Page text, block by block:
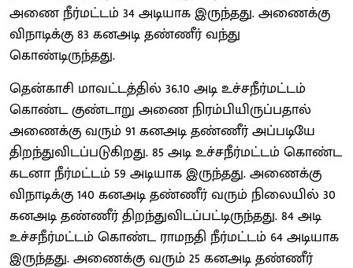
அணை நீர்மட்டம் 34 அடியாக இருந்தது. அணைக்கு
விநாடிக்கு 83 கனஅடி தண்ணீர் வந்து
கொண்டிருந்தது.
தென்காசி மாவட்டத்தில் 36.10 அடி உச்சநீர்மட்டம்
கொண்ட குண்டாறு அணை நிரம்பியிருப்பதால்
அணைக்கு வரும் 91 கனஅடி தண்ணீர் அப்படியே
திறந்துவிடப்படுகிறது. 85 அடி உச்சநீர்மட்டம் கொண்ட
கடனா நீர்மட்டம் 59 அடியாக இருந்தது. அணைக்கு
விநாடிக்கு 140 கனஅடி தண்ணீர் வரும் நிலையில் 30
கனஅடி தண்ணீர் திறந்துவிடப்பட்டிருந்தது. 84 அடி
உச்சநீர்மட்டம் கொண்ட ராமநதி நீர்மட்டம் 64 அடியாக
இருந்தது. அணைக்கு வரும் 25 கனஅடி தண்ணீர்